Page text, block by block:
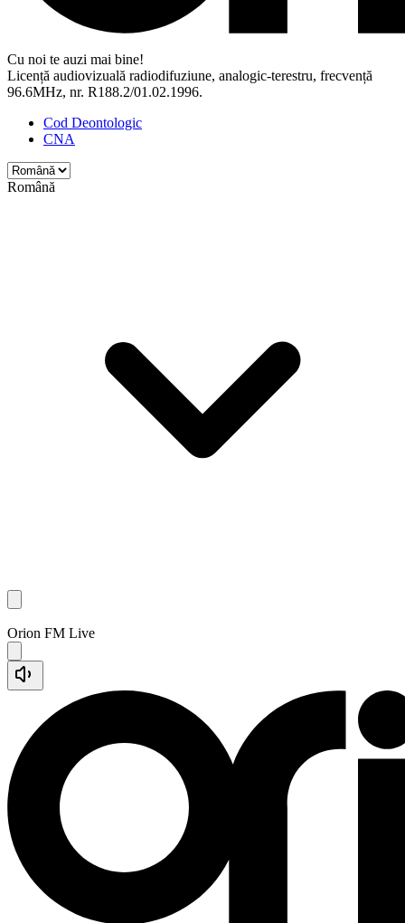
Cu noi te auzi mai bine!
Licență audiovizuală radiodifuziune, analogic-terestru, frecvență
96.6MHz, nr. R188.2/01.02.1996.
Cod Deontologic
CNA
Română
Orion FM Live